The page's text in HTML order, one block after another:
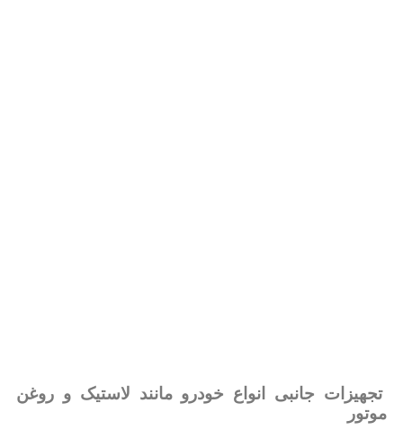
تجهیزات جانبی انواع خودرو مانند لاستیک و روغن
موتور